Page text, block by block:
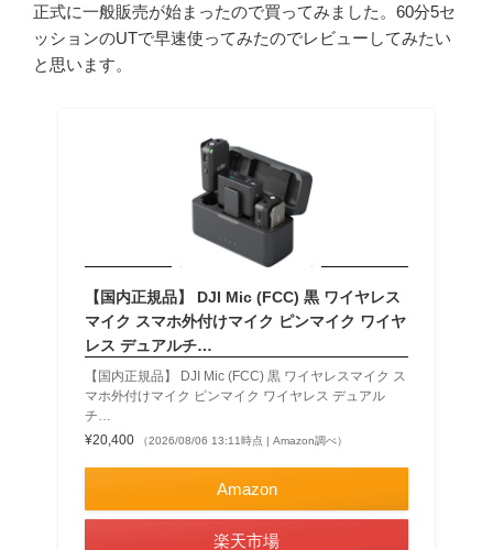
正式に一般販売が始まったので買ってみました。60分5セ
ッションのUTで早速使ってみたのでレビューしてみたい
と思います。
【国内正規品】 DJI Mic (FCC) 黒 ワイヤレス
マイク スマホ外付けマイク ピンマイク ワイヤ
レス デュアルチ…
【国内正規品】 DJI Mic (FCC) 黒 ワイヤレスマイク ス
マホ外付けマイク ピンマイク ワイヤレス デュアル
チ…
¥20,400
（2026/08/06 13:11時点 | Amazon調べ）
Amazon
楽天市場